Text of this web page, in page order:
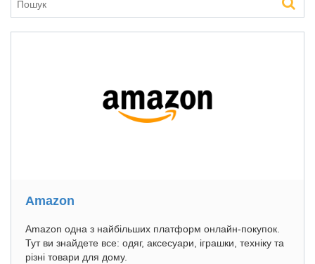
Amazon
Amazon одна з найбільших платформ онлайн-покупок.
Тут ви знайдете все: одяг, аксесуари, іграшки, техніку та
різні товари для дому.